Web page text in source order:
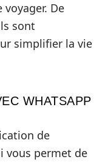
De
sont
simplifier la vie
WHATSAPP
de
vous permet de